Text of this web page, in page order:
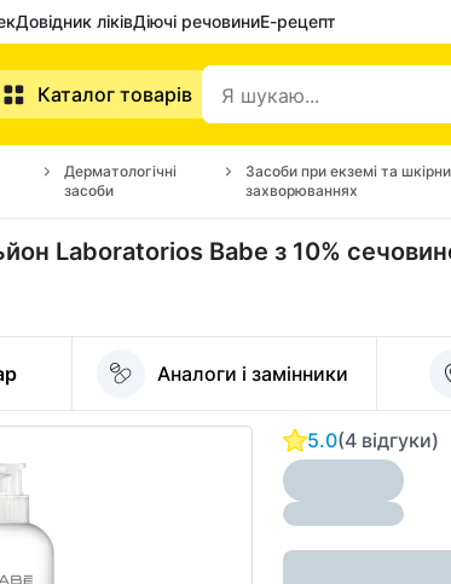
Довідник ліківДіючі речовиниЕ-рецепт
Каталог товарів
Дерматологічні
засоби
Засоби при екземі та
захворюваннях
Laboratorios Babe з 10%
Аналоги і замінники
5.0(4 відгуки)